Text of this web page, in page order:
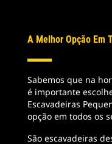
A Melhor Opção Em
Sabemos que na
é importante
Escavadeiras
opção em todos os
São escavadeiras